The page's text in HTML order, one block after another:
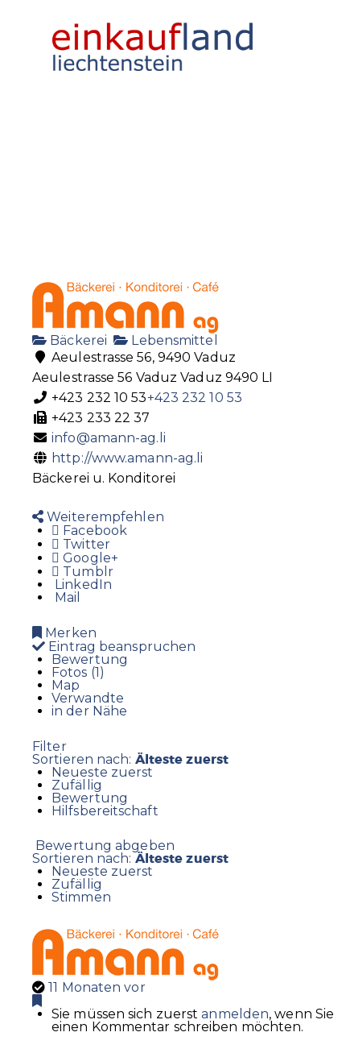
Bäckerei
Lebensmittel
Aeulestrasse 56, 9490 Vaduz
Aeulestrasse 56 Vaduz Vaduz 9490 LI
+423 232 10 53+423 232 10 53
+423 233 22 37
info@amann-ag.li
http://www.amann-ag.li
Bäckerei u. Konditorei
Weiterempfehlen
Facebook
Twitter
Google+
Tumblr
LinkedIn
Mail
Merken
Eintrag beanspruchen
Bewertung
Fotos (1)
Map
Verwandte
in der Nähe
Filter
Sortieren nach: Älteste zuerst
Neueste zuerst
Zufällig
Bewertung
Hilfsbereitschaft
Bewertung abgeben
Sortieren nach: Älteste zuerst
Neueste zuerst
Zufällig
Stimmen
11 Monaten vor
Sie müssen sich zuerstanmelden, wenn Sie
einen Kommentar schreiben möchten.